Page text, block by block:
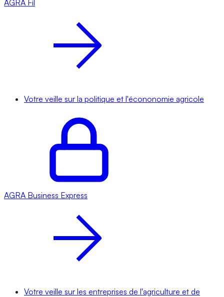
AGRA Fil
Votre veille sur la politique et l'écononomie agricole
AGRA Business Express
Votre veille sur les entreprises de l'agriculture et de